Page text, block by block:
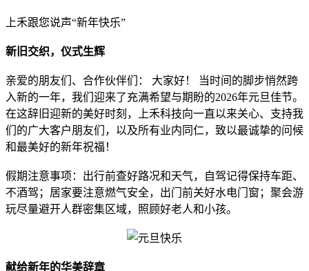
上禾跟您说声“新年快乐”
新旧交织，仪式生辉
亲爱的朋友们、合作伙伴们： 大家好！ 当时间的脚步悄然跨
入新的一年，我们迎来了充满希望与期盼的2026年元旦佳节。
在这辞旧迎新的美好时刻，上禾科技向一直以来关心、支持我
们的广大客户朋友们，以及所有业内同仁，致以最诚挚的问候
和最美好的新年祝福！
假期注意事项：出行前查好路况和天气，自驾记得保持车距、
不酒驾；居家要注意燃气安全，出门前关好水电门窗；聚会游
玩尽量避开人群密集区域，照顾好老人和小孩。
献给新年的华美辞章